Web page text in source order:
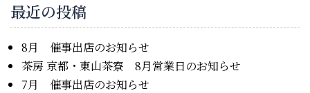
最近の投稿
8月 催事出店のお知らせ
茶房 京都・東山茶寮 8月営業日のお知らせ
7月 催事出店のお知らせ